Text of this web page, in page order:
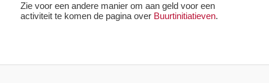
Zie voor een andere manier om aan geld voor een
activiteit te komen de pagina over Buurtinitiatieven.